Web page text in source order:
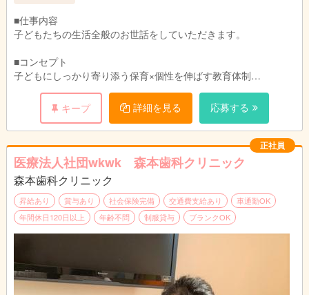
ます。
・複数担任制で業務を分担し、一人あたりの負
・事務作業は専任のスタッフが担当しているた
め、保育の仕事に専念できる環境です。
■仕事内容
子どもたちの生活全般のお世話をしていただきます。
■コンセプト
子どもにしっかり寄り添う保育×個性を伸ばす教育体制
塾運営から始まった法人だからこそ、寄り添いと個性を伸ばす教
育体制を大切にしています。
■保育理念
「豊かに生きる力の基礎を育てる」
丁寧に子どもに関わり、子どもが保育者との愛着・信頼関係を結
び「自分は愛されている」「何かあれば助けてもらえる」という
基本的信頼感や「存在価値のある人間」という自己肯定感を育て
ていきます。それらを根幹に、「何があっても大丈夫」「頑張っ
てみよう」という前向きな情動、向上心を育むことに繋げます。
キープ 詳細を見る 応募する
正社員
医療法人社団wkwk 森本歯科クリニック
森本歯科クリニック
昇給あり 賞与あり 社会保険完備 交通費支給あり
車通勤OK
年間休日120日以上
年齢不問 制服貸与 ブランクOK